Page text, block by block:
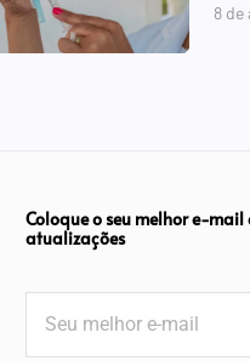
8 de
Coloque o seu melhor e-mail
atualizações